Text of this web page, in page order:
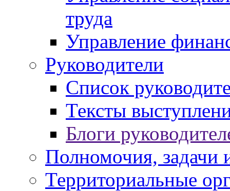
труда
Управление
Руководители
Список
Тексты
Блоги
Полномочия, задачи
Территориальные